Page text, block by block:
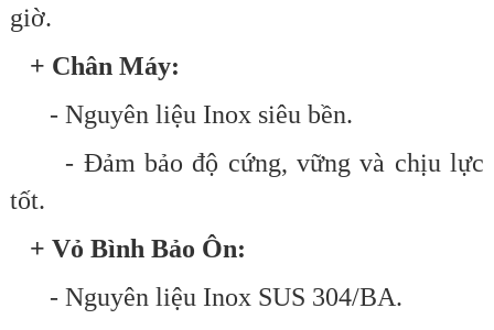
giờ.
+ Chân Máy:
- Nguyên liệu Inox siêu bền.
- Đảm bảo độ cứng, vững và chịu lực
tốt.
+ Vỏ Bình Bảo Ôn:
- Nguyên liệu Inox SUS 304/BA.